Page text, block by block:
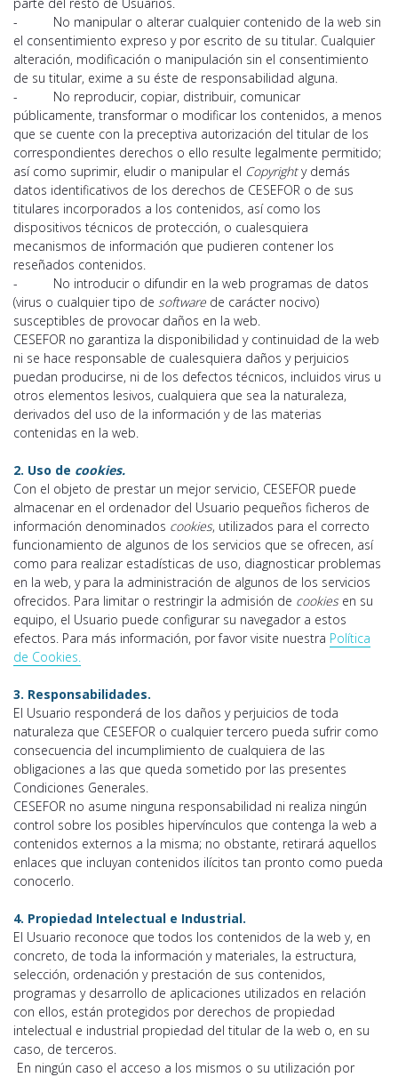
- No manipular o alterar cualquier contenido de la web sin
el consentimiento expreso y por escrito de su titular. Cualquier
alteración, modificación o manipulación sin el consentimiento
de su titular, exime a su éste de responsabilidad alguna.
- No reproducir, copiar, distribuir, comunicar
públicamente, transformar o modificar los contenidos, a menos
que se cuente con la preceptiva autorización del titular de los
correspondientes derechos o ello resulte legalmente permitido;
así como suprimir, eludir o manipular el Copyrighty demás
datos identificativos de los derechos de CESEFOR o de sus
titulares incorporados a los contenidos, así como los
dispositivos técnicos de protección, o cualesquiera
mecanismos de información que pudieren contener los
reseñados contenidos.
- No introducir o difundir en la web programas de datos
(virus o cualquier tipo de software de carácter nocivo)
susceptibles de provocar daños en la web.
CESEFOR no garantiza la disponibilidad y continuidad de la web
ni se hace responsable de cualesquiera daños y perjuicios
puedan producirse, ni de los defectos técnicos, incluidos virus u
otros elementos lesivos, cualquiera que sea la naturaleza,
derivados del uso de la información y de las materias
contenidas en la web.
2. Uso de cookies.
Con el objeto de prestar un mejor servicio, CESEFOR puede
almacenar en el ordenador del Usuario pequeños ficheros de
información denominados cookies, utilizados para el correcto
funcionamiento de algunos de los servicios que se ofrecen, así
como para realizar estadísticas de uso, diagnosticar problemas
en la web, y para la administración de algunos de los servicios
ofrecidos. Para limitar o restringir la admisión de cookies en su
equipo, el Usuario puede configurar su navegador a estos
efectos. Para más información, por favor visite nuestra Política
de Cookies
3. Responsabilidades.
El Usuario responderá de los daños y perjuicios de toda
naturaleza que CESEFOR o cualquier tercero pueda sufrir como
consecuencia del incumplimiento de cualquiera de las
obligaciones a las que queda sometido por las presentes
Condiciones Generales.
CESEFOR no asume ninguna responsabilidad ni realiza ningún
control sobre los posibles hipervínculos que contenga la web a
contenidos externos a la misma; no obstante, retirará aquellos
enlaces que incluyan contenidos ilícitos tan pronto como pueda
conocerlo.
4. Propiedad Intelectual e Industrial.
El Usuario reconoce que todos los contenidos de la web y, en
concreto, de toda la información y materiales, la estructura,
selección, ordenación y prestación de sus contenidos,
programas y desarrollo de aplicaciones utilizados en relación
con ellos, están protegidos por derechos de propiedad
intelectual e industrial propiedad del titular de la web o, en su
caso, de terceros.
En ningún caso el acceso a los mismos o su utilización por